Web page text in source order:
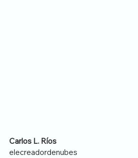
Carlos L. Ríos
elecreadordenubes